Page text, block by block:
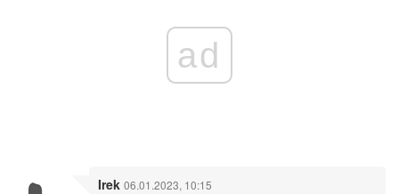
ad
Irek 06.01.2023, 10:15